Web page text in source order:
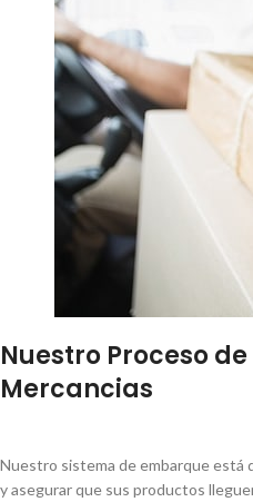
Nuestro Proceso
Mercancias
Nuestro sistema de embarque está
y asegurar que sus productos